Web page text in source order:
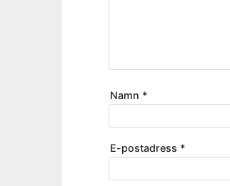
Namn *
E-postadress *